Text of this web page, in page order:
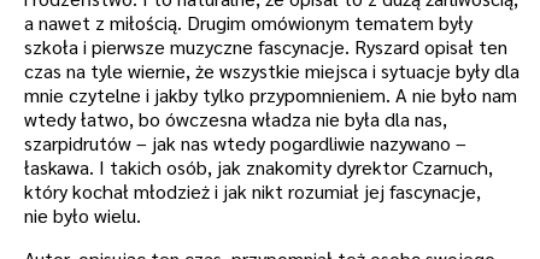
a nawet z miłością. Drugim omówionym tematem były
szkoła i pierwsze muzyczne fascynacje. Ryszard opisał ten
czas na tyle wiernie, że wszystkie miejsca i sytuacje były dla
mnie czytelne i jakby tylko przypomnieniem. A nie było nam
wtedy łatwo, bo ówczesna władza nie była dla nas,
szarpidrutów – jak nas wtedy pogardliwie nazywano –
łaskawa. I takich osób, jak znakomity dyrektor Czarnuch,
który kochał młodzież i jak nikt rozumiał jej fascynacje,
nie było wielu.